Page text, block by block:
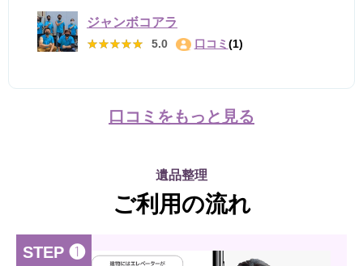
ジャンボコアラ
★★★★★
★★★★★ 5.0 口コミ (1)
口コミをもっと見る
遺品整理
ご利用の流れ
STEP ❶